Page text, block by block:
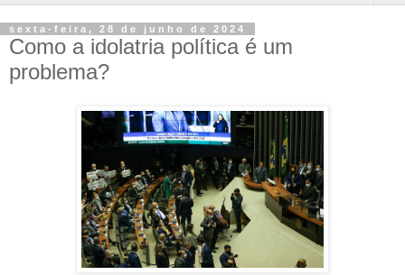
sexta-feira, 28 de junho de 2024
Como a idolatria política é um
problema?